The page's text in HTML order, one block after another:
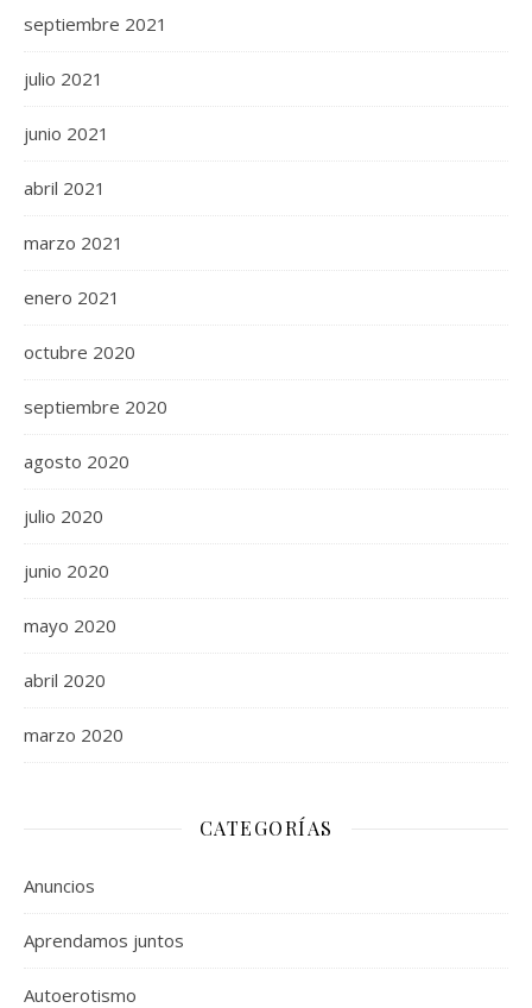
septiembre 2021
julio 2021
junio 2021
abril 2021
marzo 2021
enero 2021
octubre 2020
septiembre 2020
agosto 2020
julio 2020
junio 2020
mayo 2020
abril 2020
marzo 2020
CATEGORÍAS
Anuncios
Aprendamos juntos
Autoerotismo